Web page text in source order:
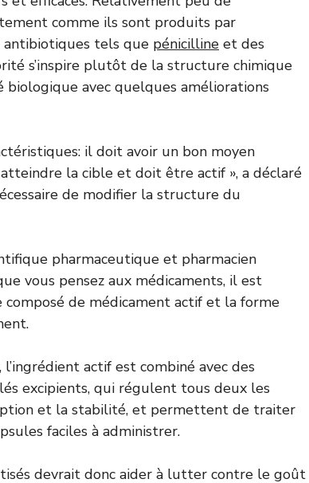
comme ils sont produits par
antibiotiques tels que pénicilline et des
s’inspire plutôt de la structure chimique
avec quelques améliorations
il doit avoir un bon moyen
la cible et doit être actif », a déclaré
de modifier la structure du
pharmaceutique et pharmacien
vous pensez aux médicaments, il est
de médicament actif et la forme
actif est combiné avec des
excipients, qui régulent tous deux les
et la stabilité, et permettent de traiter
faciles à administrer.
devrait donc aider à lutter contre le goût